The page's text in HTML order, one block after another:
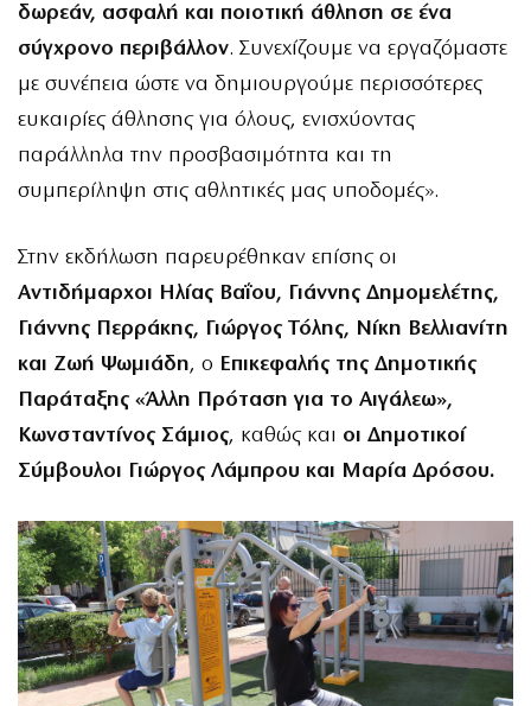
δωρεάν, ασφαλή και ποιοτική άθληση σε ένα
σύγχρονο περιβάλλον. Συνεχίζουμε να εργαζόμαστε
με συνέπεια ώστε να δημιουργούμε περισσότερες
ευκαιρίες άθλησης για όλους, ενισχύοντας
παράλληλα την προσβασιμότητα και τη
συμπερίληψη στις αθλητικές μας υποδομές».
Στην εκδήλωση παρευρέθηκαν επίσης οι
Αντιδήμαρχοι Ηλίας Βαΐου, Γιάννης Δημομελέτης,
Γιάννης Περράκης, Γιώργος Τόλης, Νίκη Βελλιανίτη
και Ζωή Ψωμιάδη, ο Επικεφαλής της Δημοτικής
Παράταξης «Άλλη Πρόταση για το Αιγάλεω»,
Κωνσταντίνος Σάμιος, καθώς και οι Δημοτικοί
Σύμβουλοι Γιώργος Λάμπρου και Μαρία Δρόσου.